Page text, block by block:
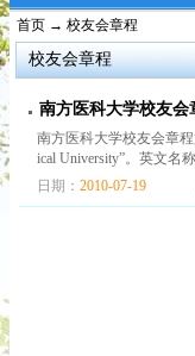
首页→ 校友会章程
校友会章程
南方医科大学校友会
南方医科大学校友会章
ical University”。英文名
日期： 2010-07-19